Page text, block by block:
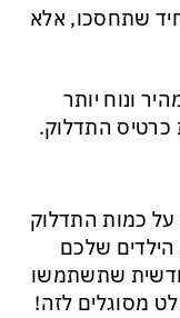
שתחסכו, אלא
ונוח יותר
התדלוק.
כמות התדלוק
שלכם
שתשתמשו
מסוגלים לזה!